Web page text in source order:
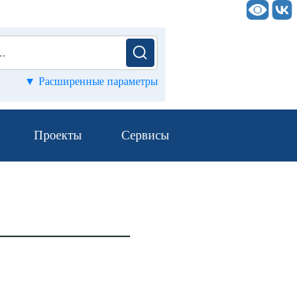
▼ Расширенные параметры
Проекты Сервисы